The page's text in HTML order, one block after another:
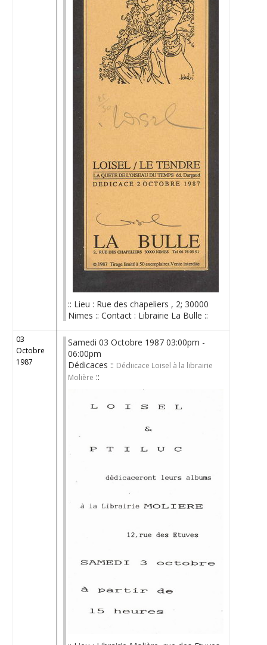
:: Lieu : Rue des chapeliers , 2; 30000
Nimes :: Contact : Librairie La Bulle ::
03
Octobre
1987
Samedi 03 Octobre 1987 03:00pm -
06:00pm
Dédicaces :: Dédiicace Loisel à la librairie
Molière ::